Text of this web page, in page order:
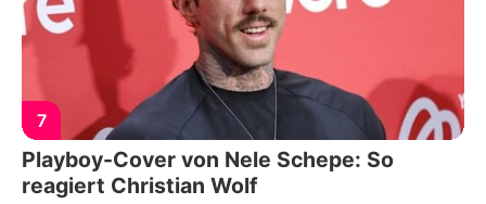
7
Playboy-Cover von Nele Schepe: So
reagiert Christian Wolf